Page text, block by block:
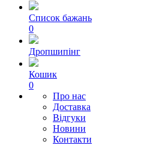
Список бажань
0
Дропшипінг
Кошик
0
Про нас
Доставка
Відгуки
Новини
Контакти